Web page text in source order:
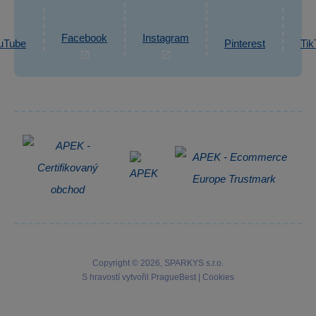
Informace o zpracování osobních údajů
Napsat zprávu
Facebook Instagram Pinterest
Copyright © 2026, SPARKYS s.r.o.
S hravostí vytvořil
PragueBest Cookies